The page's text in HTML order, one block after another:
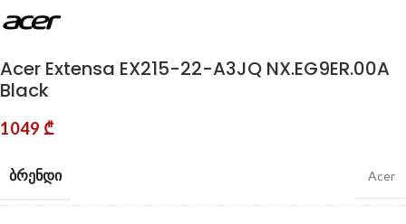
Acer Extensa EX215-22-A3JQ NX.EG9ER.00A
Black
1049 ₾
ᲑᲠᲔᲜᲓᲘ Acer